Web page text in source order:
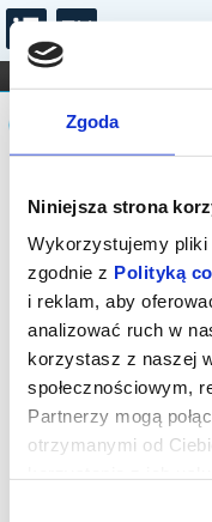
Zgoda
Niniejsza strona
Wykorzystujemy pliki
zgodnie z Polityką
i reklam, aby
analizować ruch w
korzystasz z naszej
społecznościowym,
Partnerzy mogą
otrzymanymi od
FILHARMONIA
DLA DZIECI
Komunikat
Sprzedaż on-
sprawdź